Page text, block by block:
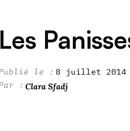
Les
8 juillet 2014
Clara Sfadj